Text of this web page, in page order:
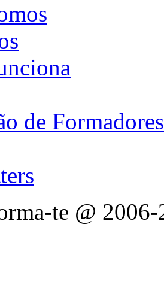
de Formadores
te @